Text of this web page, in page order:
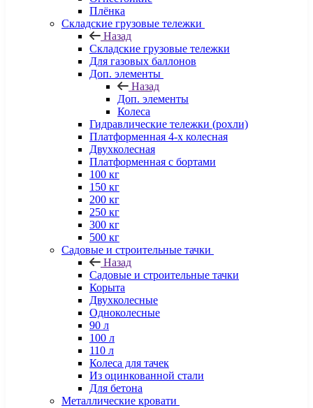
Плёнка
Складские грузовые тележки
Назад
Складские грузовые тележки
Для газовых баллонов
Доп. элементы
Назад
Доп. элементы
Колеса
Гидравлические тележки (рохли)
Платформенная 4-х колесная
Двухколесная
Платформенная с бортами
100 кг
150 кг
200 кг
250 кг
300 кг
500 кг
Садовые и строительные тачки
Назад
Садовые и строительные тачки
Корыта
Двухколесные
Одноколесные
90 л
100 л
110 л
Колеса для тачек
Из оцинкованной стали
Для бетона
Металлические кровати